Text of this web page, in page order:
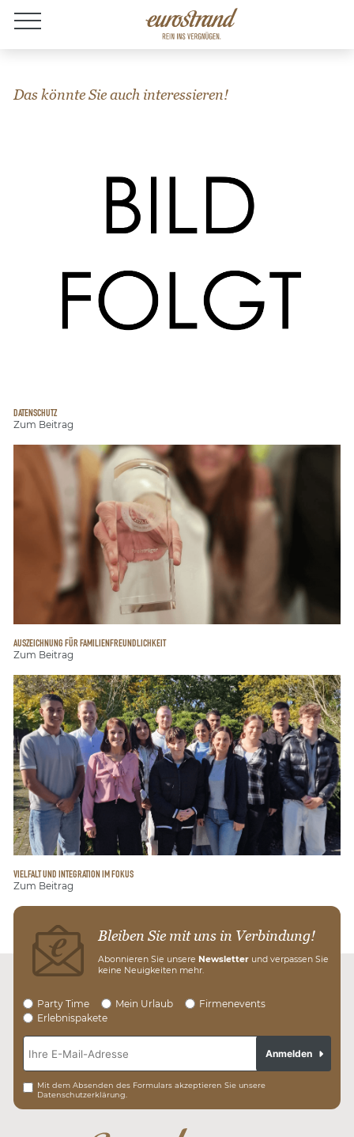
Jobs
Das könnte Sie auch interessieren!
DATENSCHUTZ
Zum Beitrag
AUSZEICHNUNG FÜR FAMILIENFREUNDLICHKEIT
Zum Beitrag
VIELFALT UND INTEGRATION IM FOKUS
Zum Beitrag
Bleiben Sie mit uns in Verbindung!
Abonnieren Sie unsere Newsletter und verpassen Sie
keine Neuigkeiten mehr.
Party Time Mein Urlaub
Firmenevents
Erlebnispakete
Mit dem Absenden des Formulars akzeptieren Sie unsere
Datenschutzerklärung.
Anmelden